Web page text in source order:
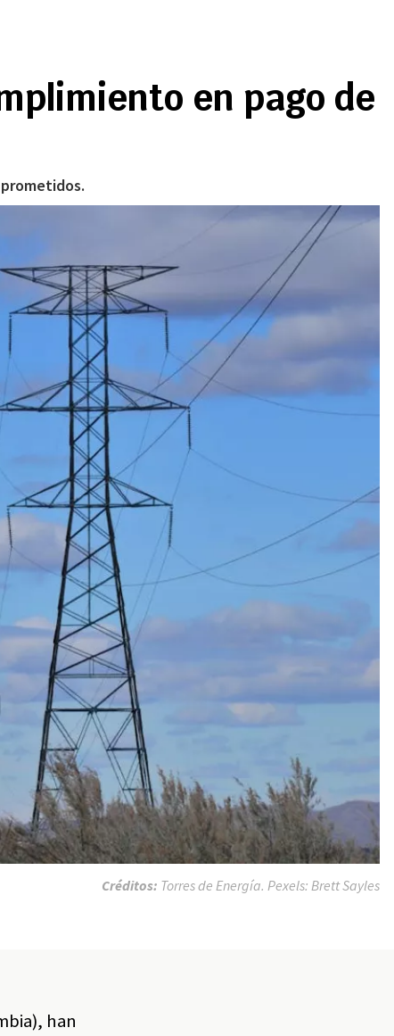
en pago de
Créditos: Torres de Energía. Pexels: Brett Sayles
han